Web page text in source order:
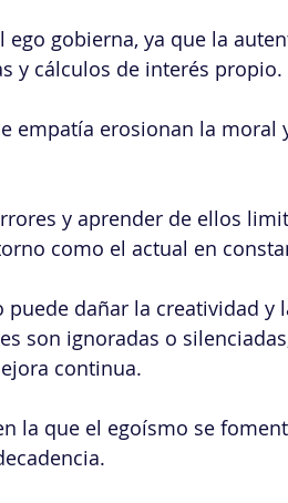
gobierna, ya que la
y cálculos de interés propio.
empatía erosionan la moral
y aprender de ellos
como el actual en
dañar la creatividad y
son ignoradas o
continua.
la que el egoísmo se